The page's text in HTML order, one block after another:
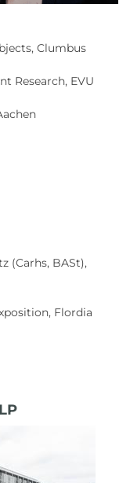
Clumbus
Research, EVU
(Carhs, BASt),
Flordia